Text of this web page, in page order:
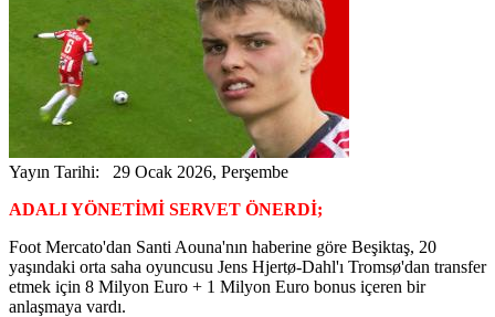
Yayın Tarihi: 29 Ocak 2026, Perşembe
ADALI YÖNETİMİ SERVET ÖNERDİ;
Foot Mercato'dan Santi Aouna'nın haberine göre Beşiktaş, 20
yaşındaki orta saha oyuncusu Jens Hjertø-Dahl'ı Tromsø'dan transfer
etmek için 8 Milyon Euro + 1 Milyon Euro bonus içeren bir
anlaşmaya vardı.